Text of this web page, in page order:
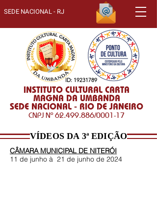
SEDE NACIONAL - RJ
INSTITUTO CULTURAL CARTA
MAGNA DA UMBANDA
SEDE NACIONAL - RIO DE JANEIRO
CNPJ Nº62.499.886/0001-17
ID: 19231789
VÍDEOS DA 3ª EDIÇÃO
CÂMARA MUNICIPAL DE NITERÓI
11 de junho à 21 de junho de 2024